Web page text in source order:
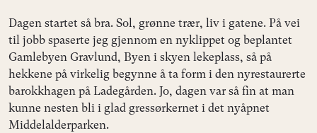
Dagen startet så bra. Sol, grønne trær, liv i gatene. På vei
til jobb spaserte jeg gjennom en nyklippet og beplantet
Gamlebyen Gravlund, Byen i skyen lekeplass, så på
hekkene på virkelig begynne å ta form i den nyrestaurerte
barokkhagen på Ladegården. Jo, dagen var så fin at man
kunne nesten bli i glad gressørkernet i det nyåpnet
Middelalderparken.